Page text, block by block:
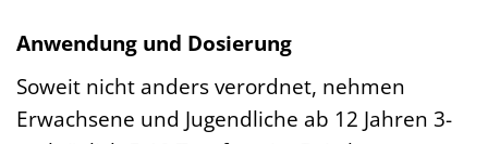
Anwendung und Dosierung
Soweit nicht anders verordnet, nehmen
Erwachsene und Jugendliche ab 12 Jahren 3-